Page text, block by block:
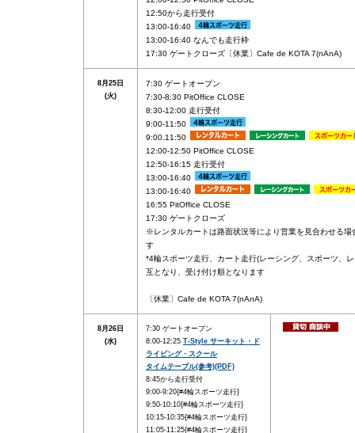
12:50から走行受付
13:00-16:40
13:00-16:40 なんでも走行枠
17:30 ゲートクローズ〔休業〕Cafe de KOTA 7(nAnA)
8月25日
(火)
7:30 ゲートオープン
7:30-8:30 PitOffice CLOSE
8:30-12:00 走行受付
9:00-11:50
9:00₋11:50
12:00-12:50 PitOffice CLOSE
12:50-16:15 走行受付
13:00-16:40
13:00-16:40
16:55 PitOffice CLOSE
17:30 ゲートクローズ
※レンタルカートは路面状況等により営業を見合わせる場
す
*4輪スポーツ走行、カート走行(レーシング、スポーツ、
互となり、受け付け順となります
〔休業〕Cafe de KOTA 7(nAnA)
8月26日
(水)
7:30 ゲートオープン
8:00-12:25 T-Style サーキット・ド
ライビング・スクール
タイムテーブル(参考)(PDF)
8:45から走行受付
9:00-9:20{#4輪スポーツ走行}
9:50-10:10{#4輪スポーツ走行}
10:15-10:35{#4輪スポーツ走行}
11:05-11:25{#4輪スポーツ走行}